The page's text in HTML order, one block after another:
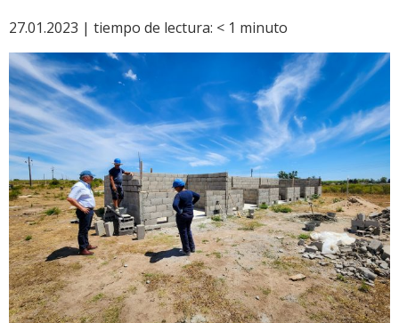
27.01.2023 | tiempo de lectura: < 1 minuto